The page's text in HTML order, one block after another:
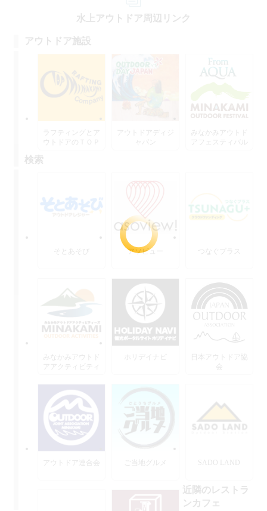
水上アウトドア周辺リンク
アウトドア施設
ラフティングとア
ウトドアのＴＯＰ
アウトドアディジ
みなかみアウトド
アフェスティバル
検索
そとあそび アソビュー つなぐプラス
みなかみアウトド
アアクティビティ
ホリデイナビ
日本アウトドア協
会
アウトドア連合会 ご当地グルメ SADO LAND
近隣のレストラ
ンカフェ